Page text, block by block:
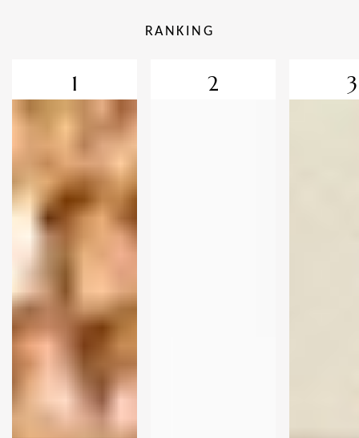
RANKING
1 2 3